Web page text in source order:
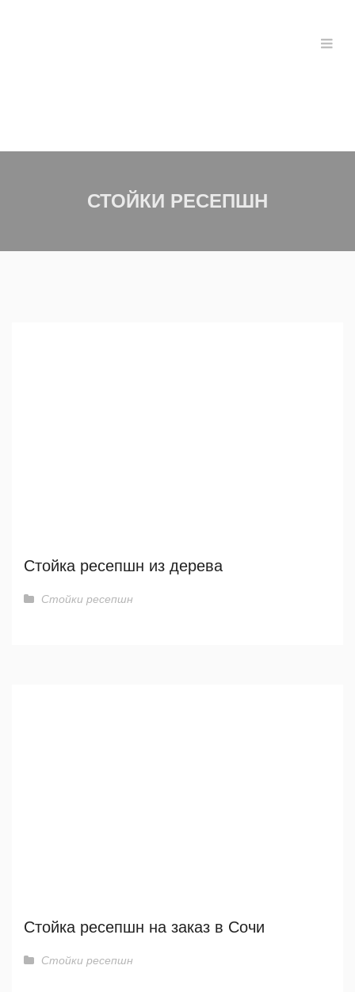
СТОЙКИ РЕСЕПШН
Стойка ресепшн из дерева
Стойки ресепшн
Стойка ресепшн на заказ в Сочи
Стойки ресепшн